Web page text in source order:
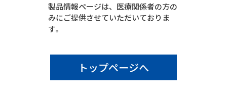
製品情報ページは、医療関係者の方の
みにご提供させていただいておりま
す。
トップページへ